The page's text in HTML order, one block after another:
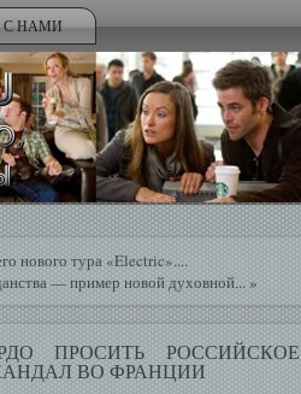
С НАМИ
нового тура «Electric»....
— пример новой духовной... »
ПРОСИТЬ РОССИЙСКОЕ
ВО ФРАНЦИИ